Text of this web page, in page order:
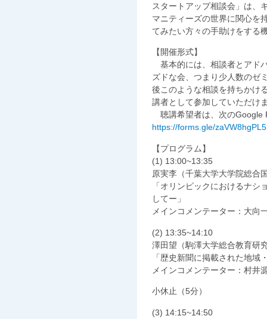
スタートアップ相談会」は、
マニティーズの世界に関心を
てみたい方々の手助けをする
【開催形式】
基本的には、相談者とアド
ズドな会、つまり少人数のゼ
後このような相談を持ちかけ
講者として参加していただけ
聴講希望者は、次のGoogle
https://forms.gle/
【プログラム】
(1) 13:00~13:35
原実李（千葉大学大学院総合
「オリンピックにおけるナ
してー」
メインコメンテーター：大向
(2) 13:35~14:10
澤田望（駒澤大学総合教育研
「歴史新聞に掲載された地
メインコメンテーター：村井
小休止（5分）
(3) 14:15~14:50